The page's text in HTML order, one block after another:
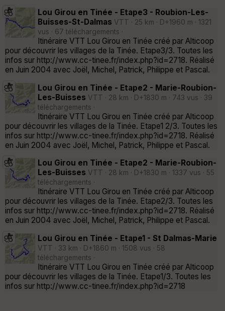
Lou Girou en Tinée - Etape3 - Roubion-Les-
Buisses-St-Dalmas VTT · 25 km · D+1960 m · 1321
vus · 67 téléchargements ·
Itinéraire VTT Lou Girou en Tinée créé par Alticoop
pour découvrir les villages de la Tinée. Etape3/3. Toutes les
infos sur http://www.cc-tinee.fr/index.php?id=2718. Réalisé
en Juin 2004 avec Joël, Michel, Patrick, Philippe et Pascal.
Lou Girou en Tinée - Etape2 - Marie-Roubion-
Les-Buisses VTT · 28 km · D+1830 m · 743 vus · 39
téléchargements ·
Itinéraire VTT Lou Girou en Tinée créé par Alticoop
pour découvrir les villages de la Tinée. Etape1 2/3. Toutes les
infos sur http://www.cc-tinee.fr/index.php?id=2718. Réalisé
en Juin 2004 avec Joël, Michel, Patrick, Philippe et Pascal.
Lou Girou en Tinée - Etape2 - Marie-Roubion-
Les-Buisses VTT · 28 km · D+1830 m · 1337 vus · 55
téléchargements ·
Itinéraire VTT Lou Girou en Tinée créé par Alticoop
pour découvrir les villages de la Tinée. Etape2/3. Toutes les
infos sur http://www.cc-tinee.fr/index.php?id=2718. Réalisé
en Juin 2004 avec Joël, Michel, Patrick, Philippe et Pascal.
Lou Girou en Tinée - Etape1 - St Dalmas-Marie
VTT · 33 km · D+1860 m · 1508 vus · 58
téléchargements ·
Itinéraire VTT Lou Girou en Tinée créé par Alticoop
pour découvrir les villages de la Tinée. Etape1/3. Toutes les
infos sur http://www.cc-tinee.fr/index.php?id=2718